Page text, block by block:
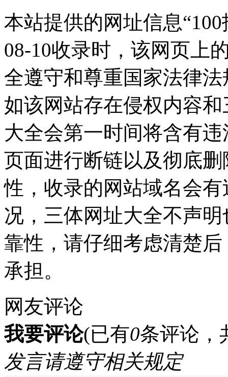
本站提供的网址信息
08-10收录时，该网页上
全遵守和尊重国家法律
如该网站存在侵权内容
大全会第一时间将含有
页面进行断链以及彻底
性，收录的网站域名会
况，三体网址大全不声
靠性，请仔细考虑清楚
承担。
网友评论
我要评论(已有0条评论，
发言请遵守相关规定